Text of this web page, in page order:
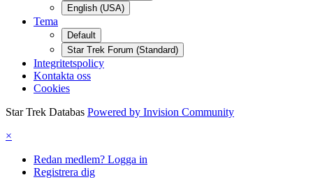
English (USA)
Tema
Default
Star Trek Forum (Standard)
Integritetspolicy
Kontakta oss
Cookies
Star Trek Databas Powered by Invision Community
×
Redan medlem? Logga in
Registrera dig